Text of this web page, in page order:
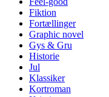
Fiktion
Fortællinger
Graphic novel
Gys & Gru
Historie
Jul
Klassiker
Kortroman